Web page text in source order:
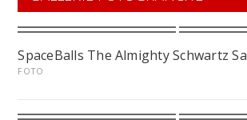
SpaceBalls The Almighty Schwartz
FOTO